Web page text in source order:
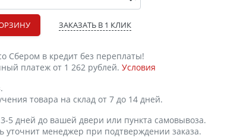
ЗАКАЗАТЬ В 1 КЛИК
Сбером в кредит без переплаты!
платеж от 1 262 рублей. Условия
товара на склад от 7 до 14 дней.
5 дней до вашей двери или пункта самовывоза.
уточнит менеджер при подтверждении заказа.